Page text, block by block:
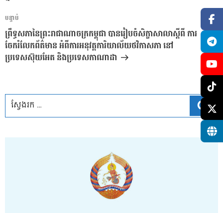
អត្ថបទ
បន្ទាប់
បន្ទាប់
ព្រឹទ្ធសភានៃព្រះរាជាណាចក្រកម្ពុជា បានរៀបចំសិក្ខាសាលាស្តីពី ការ
ចែករំលែកព័ត៌មាន អំពីការអនុវត្តការិយាល័យថវិកាសភា នៅ
ប្រទេសស៊ុយអែត និងប្រទេសកាណាដា
ស្វែ